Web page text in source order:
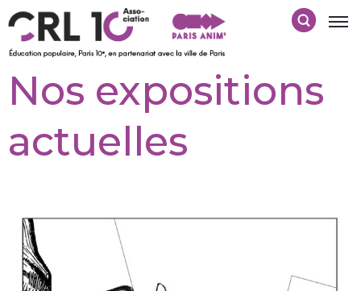
Nos expositions
actuelles